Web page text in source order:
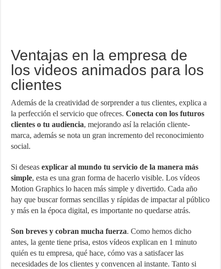
Ventajas en la empresa de
los videos animados para los
clientes
Además de la creatividad de sorprender a tus clientes, explica a
la perfección el servicio que ofreces.Conecta con los futuros
clientes o tu audiencia, mejorando así la relación cliente-
marca, además se nota un gran incremento del reconocimiento
social.
Si deseasexplicar al mundo tu servicio de la manera más
simple, esta es una gran forma de hacerlo visible. Los vídeos
Motion Graphics lo hacen más simple y divertido. Cada año
hay que buscar formas sencillas y rápidas de impactar al público
y más en la época digital, es importante no quedarse atrás.
Son breves y cobran mucha fuerza. Como hemos dicho
antes, la gente tiene prisa, estos vídeos explican en 1 minuto
quién es tu empresa, qué hace, cómo vas a satisfacer las
necesidades de los clientes y convencen al instante. Tanto si